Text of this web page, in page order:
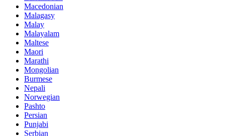
Macedonian
Malagasy
Malay
Malayalam
Maltese
Maori
Marathi
Mongolian
Burmese
Nepali
Norwegian
Pashto
Persian
Punjabi
Serbian